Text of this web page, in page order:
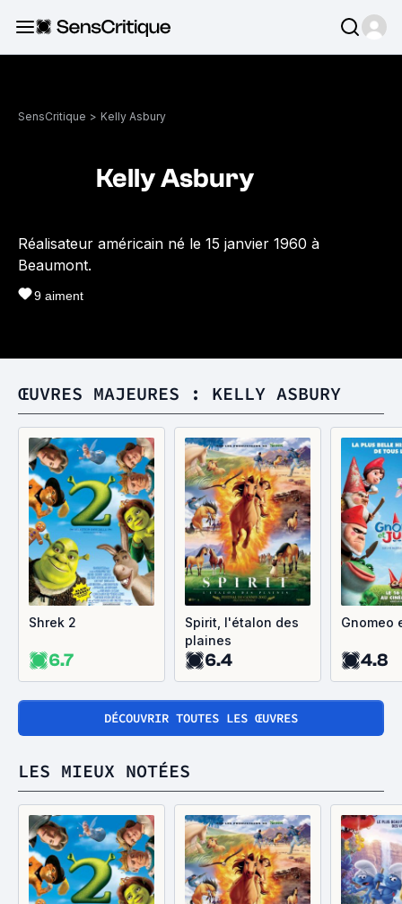
SensCritique > Kelly Asbury
Kelly Asbury
Réalisateur américain né le 15 janvier 1960 à
Beaumont.
9 aiment
ŒUVRES MAJEURES : KELLY ASBURY
Shrek 2
6.7
Spirit, l'étalon des
plaines
6.4
Gnomeo
4.8
DÉCOUVRIR TOUTES LES ŒUVRES
LES MIEUX NOTÉES